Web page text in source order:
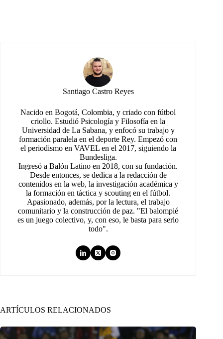
Santiago Castro Reyes
Nacido en Bogotá, Colombia, y criado con fútbol
criollo. Estudió Psicología y Filosofía en la
Universidad de La Sabana, y enfocó su trabajo y
formación paralela en el deporte Rey. Empezó con
el periodismo en VAVEL en el 2017, siguiendo la
Bundesliga.
Ingresó a Balón Latino en 2018, con su fundación.
Desde entonces, se dedica a la redacción de
contenidos en la web, la investigación académica y
la formación en táctica y scouting en el fútbol.
Apasionado, además, por la lectura, el trabajo
comunitario y la construcción de paz. "El balompié
es un juego colectivo, y, con eso, le basta para serlo
todo".
ARTÍCULOS RELACIONADOS